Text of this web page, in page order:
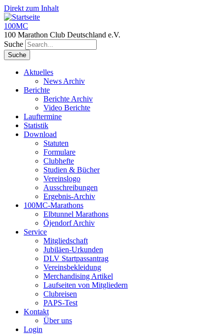
Direkt zum Inhalt
100MC
100 Marathon Club Deutschland e.V.
Suche
Aktuelles
News Archiv
Berichte
Berichte Archiv
Video Berichte
Lauftermine
Statistik
Download
Statuten
Formulare
Clubhefte
Studien & Bücher
Vereinslogo
Ausschreibungen
Ergebnis-Archiv
100MC-Marathons
Elbtunnel Marathons
Öjendorf Archiv
Service
Mitgliedschaft
Jubiläen-Urkunden
DLV Startpassantrag
Vereinsbekleidung
Merchandising Artikel
Laufseiten von Mitgliedern
Clubreisen
PAPS-Test
Kontakt
Über uns
Login